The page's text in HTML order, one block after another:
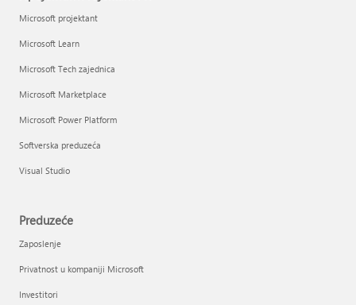
Microsoft projektant
Microsoft Learn
Microsoft Tech zajednica
Microsoft Marketplace
Microsoft Power Platform
Softverska preduzeća
Visual Studio
Preduzeće
Zaposlenje
Privatnost u kompaniji Microsoft
Investitori